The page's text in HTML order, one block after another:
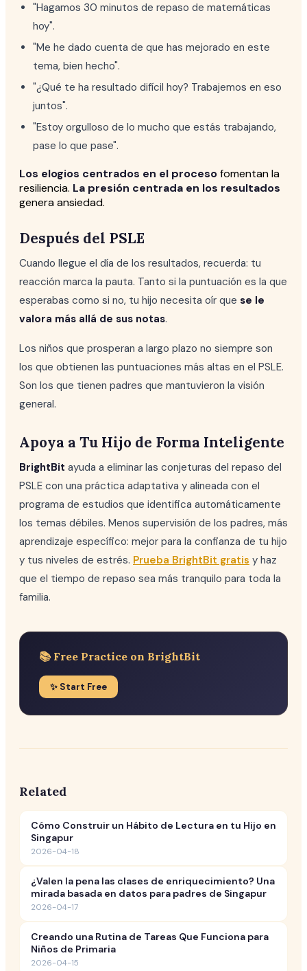
"Hagamos 30 minutos de repaso de matemáticas
hoy".
"Me he dado cuenta de que has mejorado en este
tema, bien hecho".
"¿Qué te ha resultado difícil hoy? Trabajemos en eso
juntos".
"Estoy orgulloso de lo mucho que estás trabajando,
pase lo que pase".
Los elogios centrados en el procesofomentan la
resiliencia. La presión centrada en los resultados
genera ansiedad.
Después del PSLE
Cuando llegue el día de los resultados, recuerda: tu
reacción marca la pauta. Tanto si la puntuación es la que
esperabas como si no, tu hijo necesita oír que se le
valora más allá de sus notas.
Los niños que prosperan a largo plazo no siempre son
los que obtienen las puntuaciones más altas en el PSLE.
Son los que tienen padres que mantuvieron la visión
general.
Apoya a Tu Hijo de Forma Inteligente
BrightBit ayuda a eliminar las conjeturas del repaso del
PSLE con una práctica adaptativa y alineada con el
programa de estudios que identifica automáticamente
los temas débiles. Menos supervisión de los padres, más
aprendizaje específico: mejor para la confianza de tu hijo
y tus niveles de estrés. Prueba BrightBit gratis y haz
que el tiempo de repaso sea más tranquilo para toda la
familia.
📚 Free Practice on BrightBit
✨ Start Free
Related
Cómo Construir un Hábito de Lectura en tu Hijo en
Singapur
2026-04-18
¿Valen la pena las clases de enriquecimiento? Una
mirada basada en datos para padres de Singapur
2026-04-17
Creando una Rutina de Tareas Que Funciona para
Niños de Primaria
2026-04-15